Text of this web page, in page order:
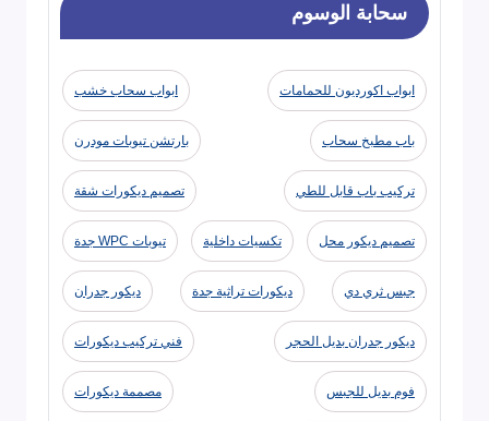
سحابة الوسوم
ابواب اكورديون للحمامات ابواب سحاب خشب
باب مطبخ سحاب بارتشن تيوبات مودرن
تركيب باب قابل للطي تصميم ديكورات شقة
تصميم ديكور محل تكسيات داخلية تيوبات WPC جدة
جبس ثري دي ديكورات تراثية جدة ديكور جدران
ديكور جدران بديل الحجر فني تركيب ديكورات
فوم بديل للجبس مصممة ديكورات